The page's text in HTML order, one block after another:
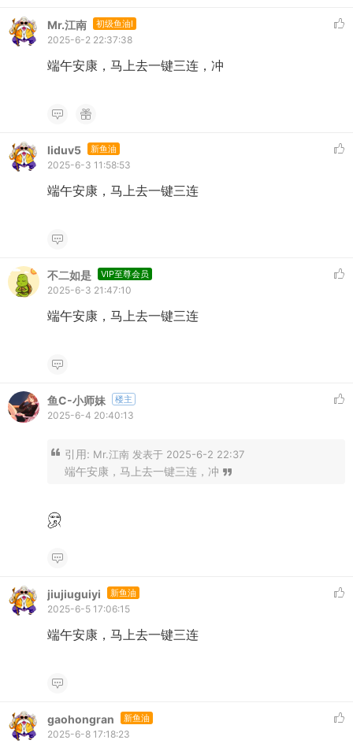
Mr.江南 初级鱼油I
2025-6-2 22:37:38
端午安康，马上去一键三连，冲
liduv5 新鱼油
2025-6-3 11:58:53
端午安康，马上去一键三连
不二如是 VIP至尊会员
2025-6-3 21:47:10
端午安康，马上去一键三连
鱼C-小师妹 楼主
2025-6-4 20:40:13
引用: Mr.江南 发表于 2025-6-2 22:37
端午安康，马上去一键三连，冲
jiujiuguiyi 新鱼油
2025-6-5 17:06:15
端午安康，马上去一键三连
gaohongran 新鱼油
2025-6-8 17:18:23